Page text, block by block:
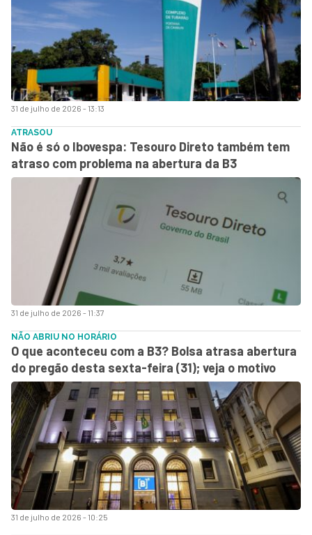
31 de julho de 2026 - 13:13
31 de julho de 2026 - 11:37
ATRASOU
Não é só o Ibovespa: Tesouro Direto também tem
atraso com problema na abertura da B3
31 de julho de 2026 - 10:25
NÃO ABRIU NO HORÁRIO
O que aconteceu com a B3? Bolsa atrasa abertura
do pregão desta sexta-feira (31); veja o motivo